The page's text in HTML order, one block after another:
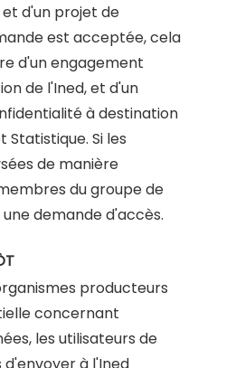
d'un projet de
est acceptée, cela
d'un engagement
de l'Ined, et d'un
à destination
Statistique. Si les
de manière
du groupe de
demande d'accès.
producteurs
concernant
les utilisateurs de